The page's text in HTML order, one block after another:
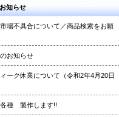
知らせ
市場不具合について／商品検索をお願
お知らせ
ーク休業について（令和2年4月20日
種 製作します!!